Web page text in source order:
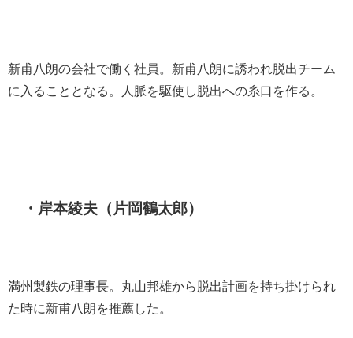
新甫八朗の会社で働く社員。新甫八朗に誘われ脱出チーム
に入ることとなる。人脈を駆使し脱出への糸口を作る。
・岸本綾夫（片岡鶴太郎）
満州製鉄の理事長。丸山邦雄から脱出計画を持ち掛けられ
た時に新甫八朗を推薦した。